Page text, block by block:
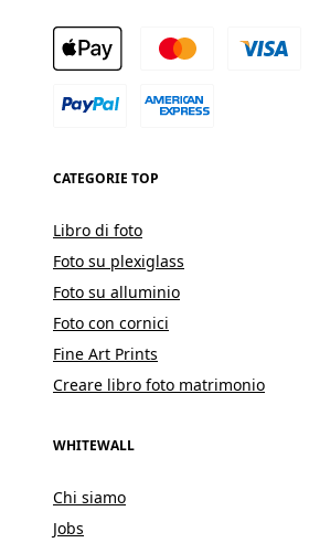
CATEGORIE TOP
Libro di foto
Foto su plexiglass
Foto su alluminio
Foto con cornici
Fine Art Prints
Creare libro foto matrimonio
WHITEWALL
Chi siamo
Jobs